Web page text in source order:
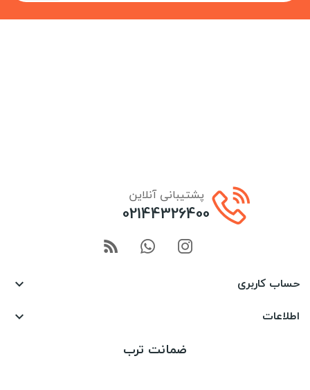
پشتیبانی آنلاین
02144326400
حساب کاربری 
اطلاعات 
ضمانت ترب